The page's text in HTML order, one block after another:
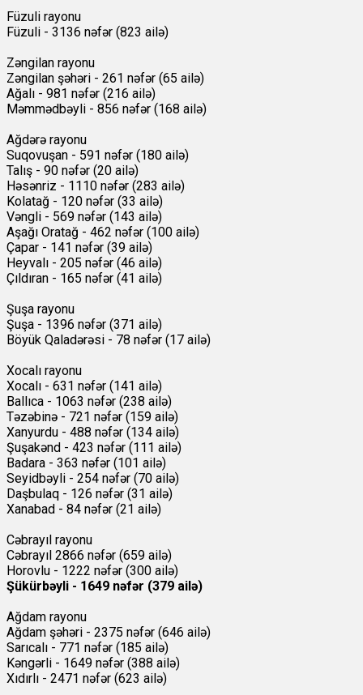
Füzuli rayonu
Füzuli - 3136 nəfər (823 ailə)
Zəngilan rayonu
Zəngilan şəhəri - 261 nəfər (65 ailə)
Ağalı - 981 nəfər (216 ailə)
Məmmədbəyli - 856 nəfər (168 ailə)
Ağdərə rayonu
Suqovuşan - 591 nəfər (180 ailə)
Talış - 90 nəfər (20 ailə)
Həsənriz - 1110 nəfər (283 ailə)
Kolatağ - 120 nəfər (33 ailə)
Vəngli - 569 nəfər (143 ailə)
Aşağı Oratağ - 462 nəfər (100 ailə)
Çapar - 141 nəfər (39 ailə)
Heyvalı - 205 nəfər (46 ailə)
Çıldıran - 165 nəfər (41 ailə)
Şuşa rayonu
Şuşa - 1396 nəfər (371 ailə)
Böyük Qaladərəsi - 78 nəfər (17 ailə)
Xocalı rayonu
Xocalı - 631 nəfər (141 ailə)
Ballıca - 1063 nəfər (238 ailə)
Təzəbinə - 721 nəfər (159 ailə)
Xanyurdu - 488 nəfər (134 ailə)
Şuşakənd - 423 nəfər (111 ailə)
Badara - 363 nəfər (101 ailə)
Seyidbəyli - 254 nəfər (70 ailə)
Daşbulaq - 126 nəfər (31 ailə)
Xanabad - 84 nəfər (21 ailə)
Cəbrayıl rayonu
Cəbrayıl 2866 nəfər (659 ailə)
Horovlu - 1222 nəfər (300 ailə)
Şükürbəyli - 1649 nəfər (379 ailə)
Ağdam rayonu
Ağdam şəhəri - 2375 nəfər (646 ailə)
Sarıcalı - 771 nəfər (185 ailə)
Kəngərli - 1649 nəfər (388 ailə)
Xıdırlı - 2471 nəfər (623 ailə)